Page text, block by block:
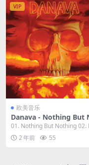
VIP
欧美音乐
Danava - Nothing But
ing 2023 [24bit/
Res Flac 537MB]
01. Nothing But Nothing 02.
he Good...
2 年前 55